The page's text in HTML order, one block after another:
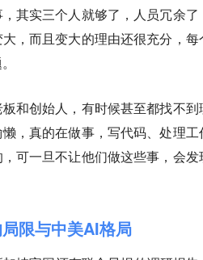
其实三个人就够了，人员冗余
，而且变大的理由还很充分，
和创始人，有时候甚至都找不
，真的在做事，写代码、处理
可一旦不让他们做这些事，会
限与中美AI格局